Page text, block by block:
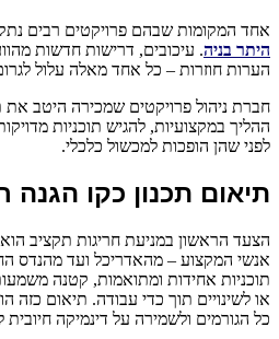
אחד המקומות שבהם פרויקטים רבים
היתר בניה. עיכובים, דרישות חדשות
הערות חוזרות – כל אחד מאלה עלול
חברת ניהול פרויקטים שמכירה היטב את
ההליך במקצועיות, להגיש תוכניות
לפני שהן הופכות למכשול כלכלי.
תיאום תכנון כקו הגנה
הצעד הראשון במניעת חריגות תקציב הוא
אנשי המקצוע – מהאדריכל ועד מהנדס
תוכניות אחידות ומתואמות, קטנה
או לשינויים תוך כדי עבודה. תיאום כזה
כל הגורמים ולשמירה על דינמיקה